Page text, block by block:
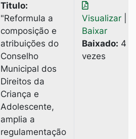
Titulo:
"Reformula a
composição e
atribuições do
Conselho
Municipal dos
Direitos da
Criança e
Adolescente,
amplia a
regulamentação
Visualizar
Baixar
Baixado: 4
vezes